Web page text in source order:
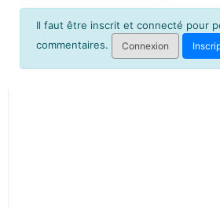
Il faut être inscrit et connecté pour
commentaires.
Connexion